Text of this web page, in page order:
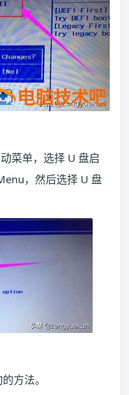
菜单，选择 U 盘启
，然后选择 U 盘
方法。